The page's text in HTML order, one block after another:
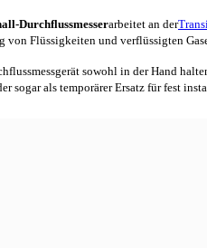
Durchflussmesserarbeitet an der
von Flüssigkeiten und verflüssigten
sowohl in der Hand
sogar als temporärer Ersatz für fest